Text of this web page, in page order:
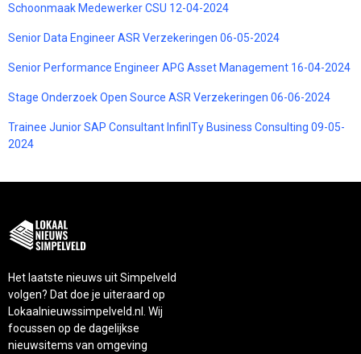
Schoonmaak Medewerker CSU 12-04-2024
Senior Data Engineer ASR Verzekeringen 06-05-2024
Senior Performance Engineer APG Asset Management 16-04-2024
Stage Onderzoek Open Source ASR Verzekeringen 06-06-2024
Trainee Junior SAP Consultant InfinITy Business Consulting 09-05-
2024
Het laatste nieuws uit Simpelveld
volgen? Dat doe je uiteraard op
Lokaalnieuwssimpelveld.nl. Wij
focussen op de dagelijkse
nieuwsitems van omgeving